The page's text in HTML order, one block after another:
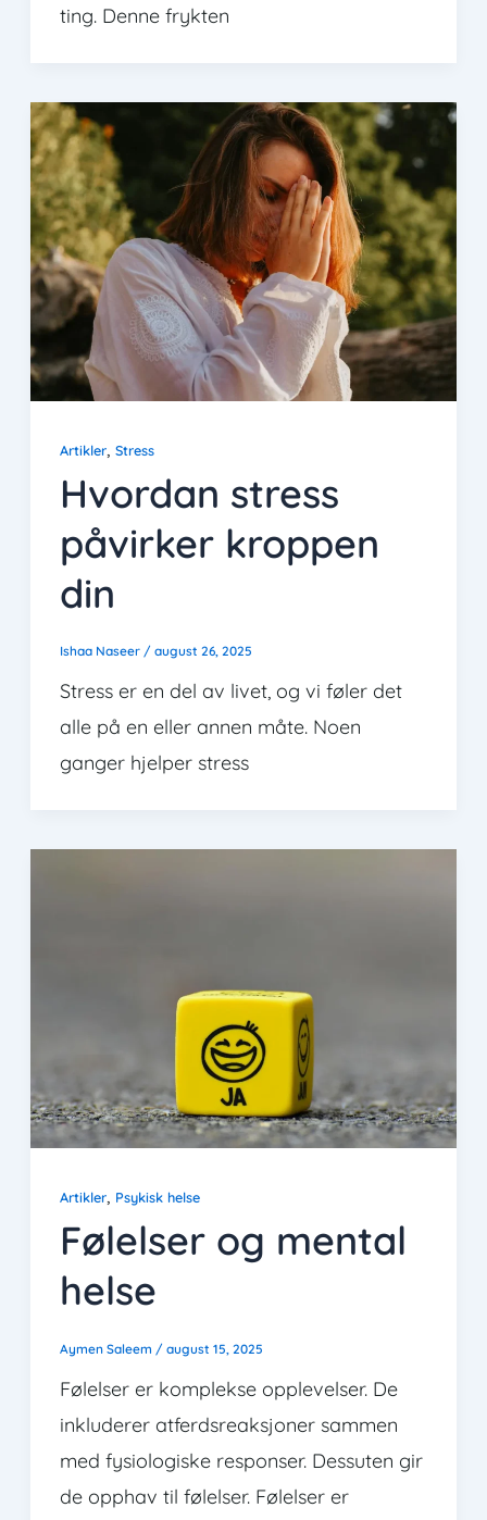
ting. Denne frykten
Artikler, Stress
Hvordan stress
påvirker kroppen
din
Ishaa Naseer / august 26, 2025
Stress er en del av livet, og vi føler det
alle på en eller annen måte. Noen
ganger hjelper stress
Artikler, Psykisk helse
Følelser og mental
helse
Aymen Saleem / august 15, 2025
Følelser er komplekse opplevelser. De
inkluderer atferdsreaksjoner sammen
med fysiologiske responser. Dessuten gir
de opphav til følelser. Følelser er